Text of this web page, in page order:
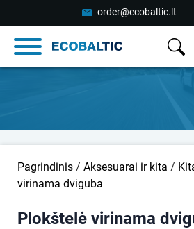
order@ecobaltic.lt
Pagrindinis / Aksesuarai ir kita /
virinama dviguba
Plokštelė virinama